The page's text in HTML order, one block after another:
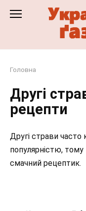
Головна
Другі
рецепти
Другі страви
популярністю, тому
смачний рецептик.